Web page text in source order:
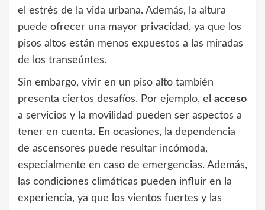
el estrés de la vida urbana. Además, la altura
puede ofrecer una mayor privacidad, ya que los
pisos altos están menos expuestos a las miradas
de los transeúntes.
Sin embargo, vivir en un piso alto también
presenta ciertos desafíos. Por ejemplo, el acceso
a servicios y la movilidad pueden ser aspectos a
tener en cuenta. En ocasiones, la dependencia
de ascensores puede resultar incómoda,
especialmente en caso de emergencias. Además,
las condiciones climáticas pueden influir en la
experiencia, ya que los vientos fuertes y las